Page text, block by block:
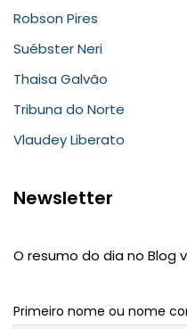
Robson Pires
Suébster Neri
Thaisa Galvão
Tribuna do Norte
Vlaudey Liberato
Newsletter
O resumo do dia no Blog
Primeiro nome ou nome